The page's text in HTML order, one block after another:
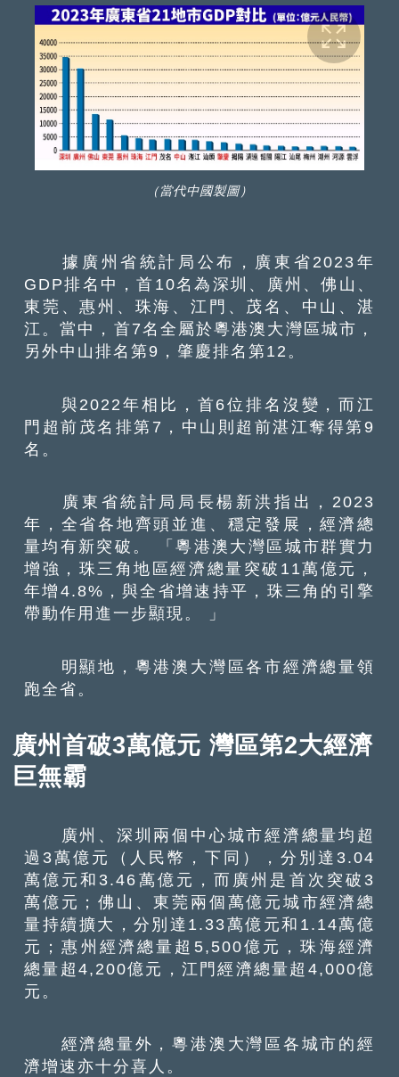
（當代中國製圖）
據廣州省統計局公布，廣東省2023年
GDP排名中，首10名為深圳、廣州、佛山、
東莞、惠州、珠海、江門、茂名、中山、湛
江。當中，首7名全屬於粵港澳大灣區城市，
另外中山排名第9，肇慶排名第12。
與2022年相比，首6位排名沒變，而江
門超前茂名排第7，中山則超前湛江奪得第9
名。
廣東省統計局局長楊新洪指出，2023
年，全省各地齊頭並進、穩定發展，經濟總
量均有新突破。 「粵港澳大灣區城市群實力
增強，珠三角地區經濟總量突破11萬億元，
年增4.8%，與全省增速持平，珠三角的引擎
帶動作用進一步顯現。 」
明顯地，粵港澳大灣區各市經濟總量領
跑全省。
廣州首破3萬億元 灣區第2大經濟
巨無霸
廣州、深圳兩個中心城市經濟總量均超
過3萬億元（人民幣，下同），分別達3.04
萬億元和3.46萬億元，而廣州是首次突破3
萬億元；佛山、東莞兩個萬億元城市經濟總
量持續擴大，分別達1.33萬億元和1.14萬億
元；惠州經濟總量超5,500億元，珠海經濟
總量超4,200億元，江門經濟總量超4,000億
元。
經濟總量外，粵港澳大灣區各城市的經
濟增速亦十分喜人。